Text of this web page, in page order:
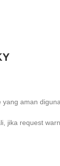
aman
jika request